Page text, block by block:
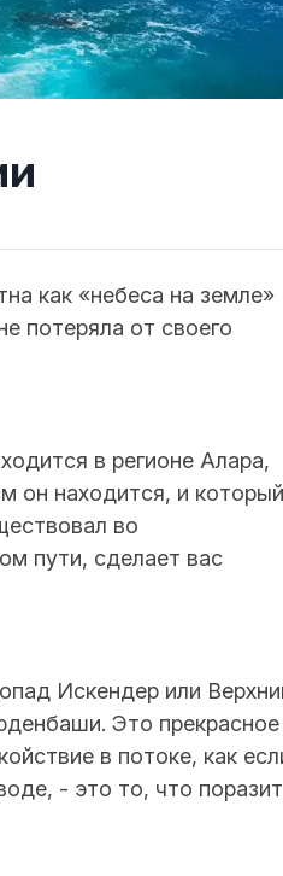
как «небесa на земле»
потеряла от своего
в регионе Алара,
он находится, и который
во
пути, сделает вас
Искендер или
Это прекрасное
в потоке, как
- это то, что поразит